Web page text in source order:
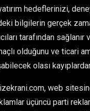
hedeflerinizi,
bilgilerin gerçek
tarafından
olduğunu ve ticari
olası
web
üçüncü parti